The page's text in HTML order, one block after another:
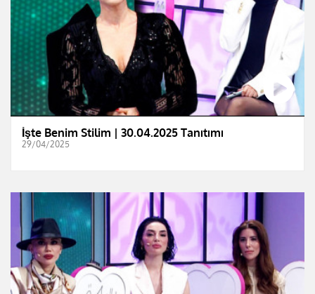
İşte Benim Stilim | 30.04.2025 Tanıtımı
29/04/2025